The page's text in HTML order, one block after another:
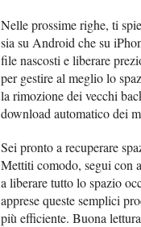
Nelle prossime righe, ti
sia su Android che su
file nascosti e liberare
per gestire al meglio lo
la rimozione dei vecchi
download automatico dei
Sei pronto a recuperare
Mettiti comodo, segui con
a liberare tutto lo spazio
apprese queste semplici
più efficiente. Buona